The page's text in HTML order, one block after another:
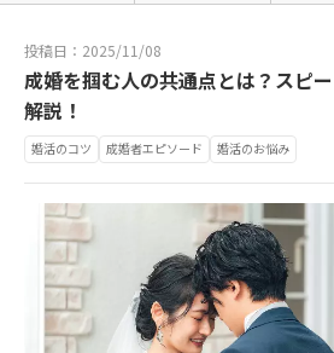
投稿日：2025/11/08
成婚を掴む人の共通点とは？スピ
解説！
婚活のコツ 成婚者エピソード 婚活のお悩み